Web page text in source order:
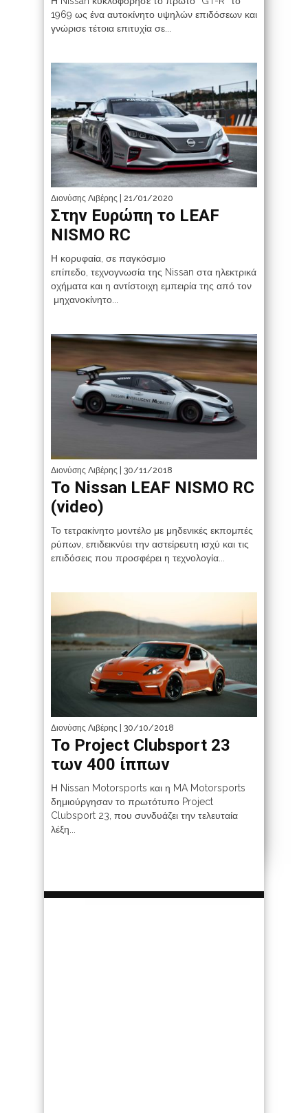
1969 ως ένα αυτοκίνητο υψηλών επιδόσεων και
γνώρισε τέτοια επιτυχία σε...
Διονύσης Λιβέρης | 21/01/2020
Στην Ευρώπη το LEAF
NISMO RC
Η κορυφαία, σε παγκόσμιο
επίπεδο, τεχνογνωσία της Nissan στα ηλεκτρικά
οχήματα και η αντίστοιχη εμπειρία της από τον
μηχανοκίνητο...
Διονύσης Λιβέρης | 30/11/2018
Το Nissan LEAF NISMO RC
(video)
Το τετρακίνητο μοντέλο με μηδενικές εκπομπές
ρύπων, επιδεικνύει την αστείρευτη ισχύ και τις
επιδόσεις που προσφέρει η τεχνολογία...
Διονύσης Λιβέρης | 30/10/2018
Το Project Clubsport 23
των 400 ίππων
Η Nissan Motorsports και η MA Motorsports
δημιούργησαν το πρωτότυπο Project
Clubsport 23, που συνδυάζει την τελευταία
λέξη...